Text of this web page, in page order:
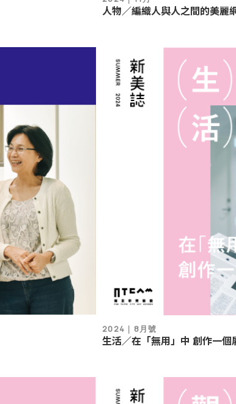
人物／編織人與人之間的美麗
2024｜8月號
生活／在「無用」中 創作一個